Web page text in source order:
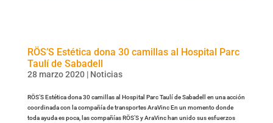
RÖS’S Estética dona 30 camillas al Hospital Parc
Taulí de Sabadell
28 marzo 2020| Noticias
RÖS’S Estética dona 30 camillas al Hospital Parc Taulí de Sabadell en una acción
coordinada con la compañía de transportes AraVinc En un momento donde
toda ayuda es poca, las compañías RÖS’S y AraVinc han unido sus esfuerzos